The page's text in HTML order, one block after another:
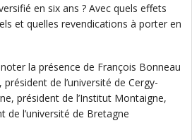
en six ans ? Avec quels effets
et quelles revendications à porter en
la présence de François Bonneau
de l’université de Cergy-
président de l’Institut Montaigne,
de l’université de Bretagne